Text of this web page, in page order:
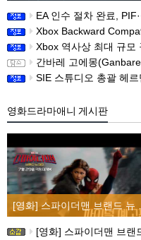
EA 인수 절차 완료, PIF·
Xbox Backward
Xbox 역사상 최대 규모 구조조
간바레 고에몽
SIE 스튜디오 총괄 헤르만 훌스
영화드라마애니 게시판
[영화] 스파이더맨 브랜